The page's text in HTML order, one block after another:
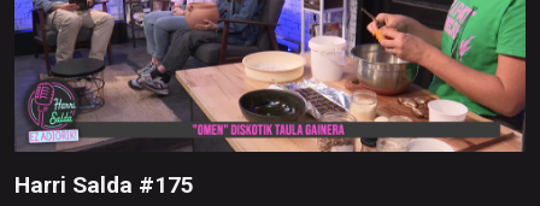
Harri Salda #175